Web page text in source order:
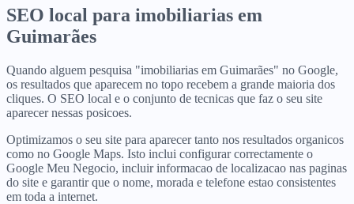
SEO local para imobiliarias em
Guimarães
Quando alguem pesquisa "imobiliarias em Guimarães" no Google,
os resultados que aparecem no topo recebem a grande maioria dos
cliques. O SEO local e o conjunto de tecnicas que faz o seu site
aparecer nessas posicoes.
Optimizamos o seu site para aparecer tanto nos resultados organicos
como no Google Maps. Isto inclui configurar correctamente o
Google Meu Negocio, incluir informacao de localizacao nas paginas
do site e garantir que o nome, morada e telefone estao consistentes
em toda a internet.